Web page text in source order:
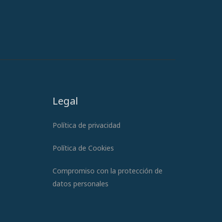
Legal
Política de privacidad
Política de Cookies
Compromiso con la protección de
datos personales